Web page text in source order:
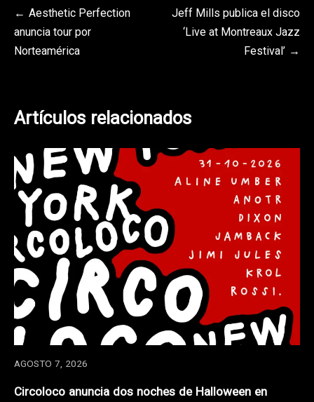
Navegación
de
Aesthetic Perfection
anuncia tour por
Norteamérica
Jeff Mills publica el disco
‘Live at Montreaux Jazz
Festival’
Artículos relacionados
AGOSTO 7, 2026
Circoloco anuncia dos noches de Halloween en